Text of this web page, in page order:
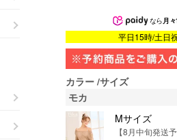
なら 月
平日15時/土日
カラー サイズ
モカ
Mサイズ
【8月中旬発送予